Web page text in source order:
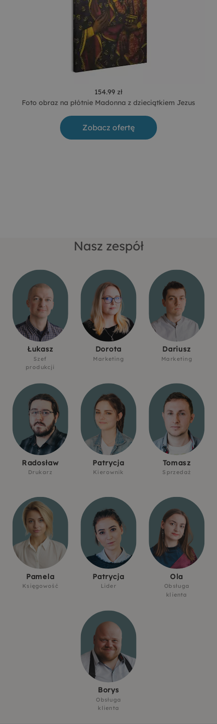
154.99 zł
Foto obraz na płótnie Madonna z dzieciątkiem Jezus
Zobacz ofertę
Nasz zespół
Łukasz
Szef
produkcji
Dorota
Marketing
Dariusz
Marketing
Radosław
Drukarz
Patrycja
Kierownik
Tomasz
Sprzedaż
Pamela
Księgowość
Patrycja
Lider
Ola
Obsługa
klienta
Borys
Obsługa
klienta